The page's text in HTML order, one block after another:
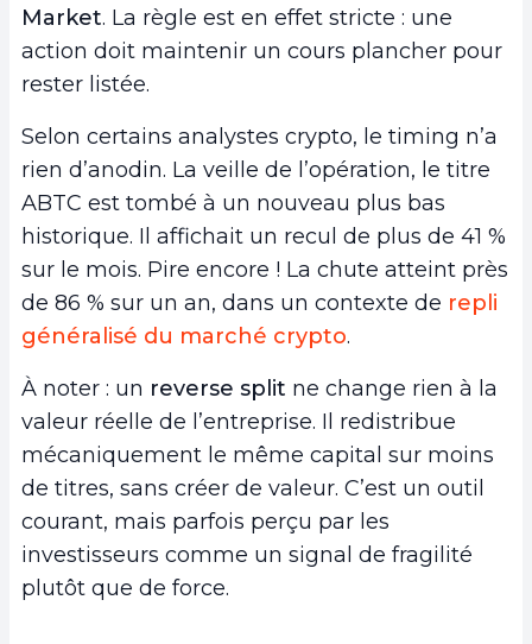
Market. La règle est en effet stricte : une
action doit maintenir un cours plancher pour
rester listée.
Selon certains analystes crypto, le timing n’a
rien d’anodin. La veille de l’opération, le titre
ABTC est tombé à un nouveau plus bas
historique. Il affichait un recul de plus de 41 %
sur le mois. Pire encore ! La chute atteint près
de 86 % sur un an, dans un contexte de repli
généralisé du marché crypto.
À noter : un reverse split ne change rien à la
valeur réelle de l’entreprise. Il redistribue
mécaniquement le même capital sur moins
de titres, sans créer de valeur. C’est un outil
courant, mais parfois perçu par les
investisseurs comme un signal de fragilité
plutôt que de force.